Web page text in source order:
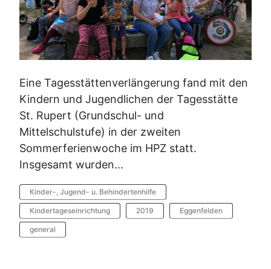
Eine Tagesstättenverlängerung fand mit den
Kindern und Jugendlichen der Tagesstätte
St. Rupert (Grundschul- und
Mittelschulstufe) in der zweiten
Sommerferienwoche im HPZ statt.
Insgesamt wurden...
Kinder-, Jugend- u. Behindertenhilfe
Kindertageseinrichtung 2019 Eggenfelden
general